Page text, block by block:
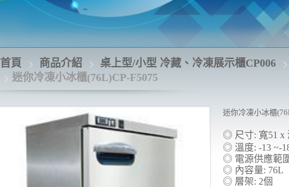
首頁 商品介紹 桌上型/小型 冷藏、冷凍展示櫃CP006
迷你冷凍小冰櫃(76L)CP-F5075
迷你冷凍小冰櫃
◎ 尺寸: 寬51 x
◎ 溫度: -13 ~-
◎ 電源供應範
◎ 內容量: 76L
◎ 層架: 2個